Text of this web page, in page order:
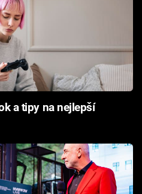
a tipy na nejlepší